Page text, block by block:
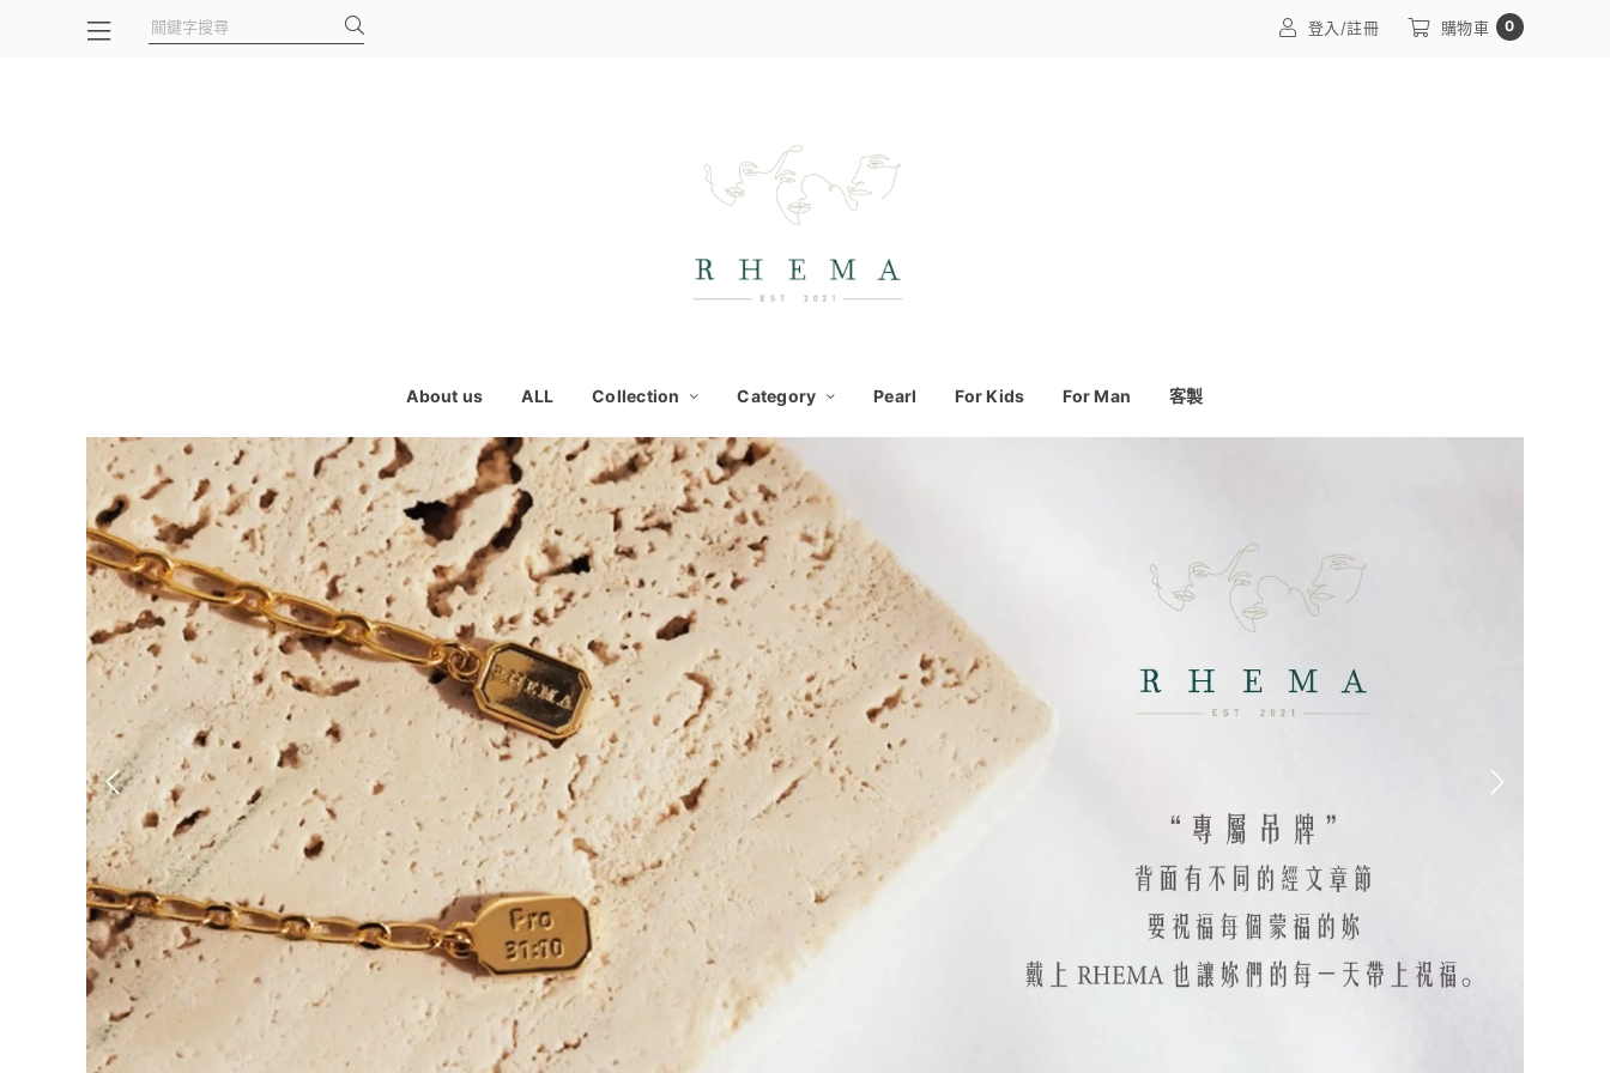
登入/註冊 購物車 0
About us ALL Collection Category Pearl For Kids For Man 客製